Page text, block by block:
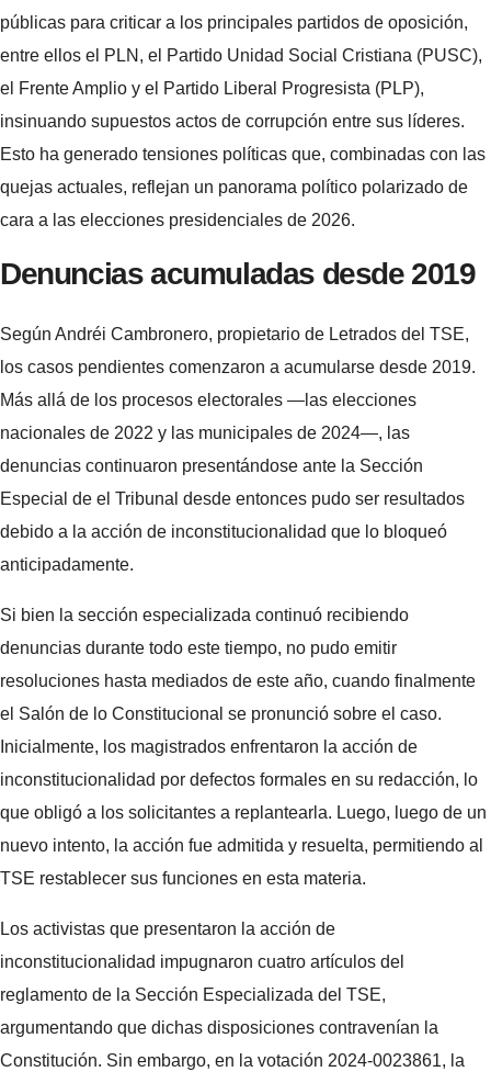
públicas para criticar a los principales partidos de oposición,
entre ellos el PLN, el Partido Unidad Social Cristiana (PUSC),
el Frente Amplio y el Partido Liberal Progresista (PLP),
insinuando supuestos actos de corrupción entre sus líderes.
Esto ha generado tensiones políticas que, combinadas con las
quejas actuales, reflejan un panorama político polarizado de
cara a las elecciones presidenciales de 2026.
Denuncias acumuladas desde 2019
Según Andréi Cambronero, propietario de Letrados del TSE,
los casos pendientes comenzaron a acumularse desde 2019.
Más allá de los procesos electorales —las elecciones
nacionales de 2022 y las municipales de 2024—, las
denuncias continuaron presentándose ante la Sección
Especial de el Tribunal desde entonces pudo ser resultados
debido a la acción de inconstitucionalidad que lo bloqueó
anticipadamente.
Si bien la sección especializada continuó recibiendo
denuncias durante todo este tiempo, no pudo emitir
resoluciones hasta mediados de este año, cuando finalmente
el Salón de lo Constitucional se pronunció sobre el caso.
Inicialmente, los magistrados enfrentaron la acción de
inconstitucionalidad por defectos formales en su redacción, lo
que obligó a los solicitantes a replantearla. Luego, luego de un
nuevo intento, la acción fue admitida y resuelta, permitiendo al
TSE restablecer sus funciones en esta materia.
Los activistas que presentaron la acción de
inconstitucionalidad impugnaron cuatro artículos del
reglamento de la Sección Especializada del TSE,
argumentando que dichas disposiciones contravenían la
Constitución. Sin embargo, en la votación 2024-0023861, la